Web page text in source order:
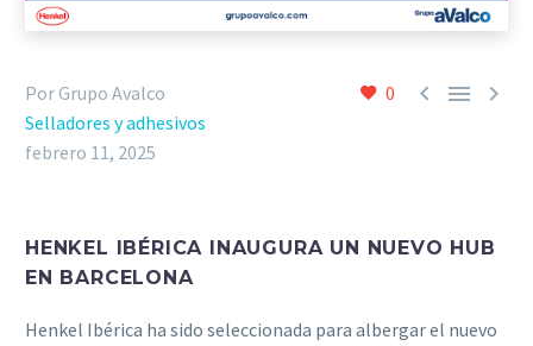
0   
Por Grupo Avalco
Selladores y adhesivos
febrero 11, 2025
HENKEL IBÉRICA INAUGURA UN NUEVO HUB
EN BARCELONA
Henkel Ibérica ha sido seleccionada para albergar el nuevo